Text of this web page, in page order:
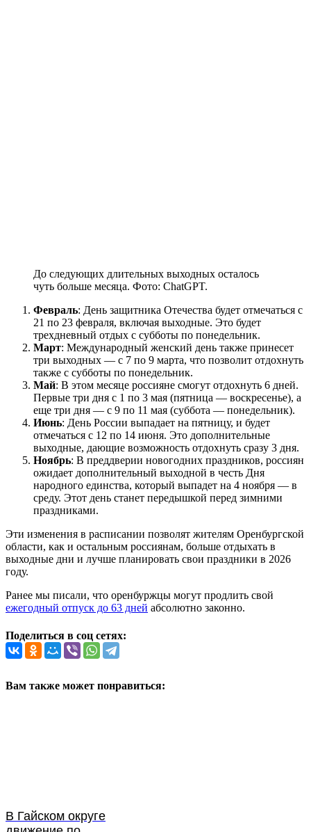
До следующих длительных выходных осталось
чуть больше месяца. Фото: ChatGPT.
Февраль: День защитника Отечества будет отмечаться с
21 по 23 февраля, включая выходные. Это будет
трехдневный отдых с субботы по понедельник.
Март: Международный женский день также принесет
три выходных — с 7 по 9 марта, что позволит отдохнуть
также с субботы по понедельник.
Май: В этом месяце россияне смогут отдохнуть 6 дней.
Первые три дня с 1 по 3 мая (пятница — воскресенье), а
еще три дня — с 9 по 11 мая (суббота — понедельник).
Июнь: День России выпадает на пятницу, и будет
отмечаться с 12 по 14 июня. Это дополнительные
выходные, дающие возможность отдохнуть сразу 3 дня.
Ноябрь: В преддверии новогодних праздников, россиян
ожидает дополнительный выходной в честь Дня
народного единства, который выпадет на 4 ноября — в
среду. Этот день станет передышкой перед зимними
праздниками.
Эти изменения в расписании позволят жителям Оренбургской
области, как и остальным россиянам, больше отдыхать в
выходные дни и лучше планировать свои праздники в 2026
году.
Ранее мы писали, что оренбуржцы могут продлить свой
ежегодный отпуск до 63 дней абсолютно законно.
Поделиться в соц сетях:
Вам также может понравиться:
В Гайском округе